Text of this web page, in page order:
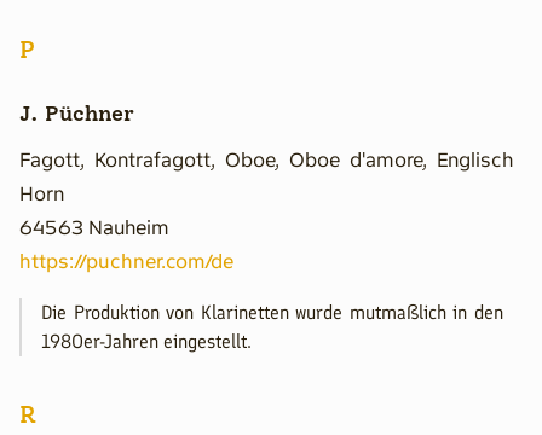
P
J. Püchner
Fagott, Kontrafagott, Oboe, Oboe d'amore, Englisch
Horn
64563 Nauheim
https://puchner.com/de
Die Produktion von Klarinetten wurde mutmaßlich in den
1980er-Jahren eingestellt.
R